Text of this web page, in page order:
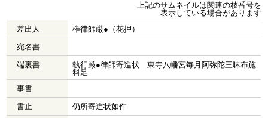
上記のサムネイルは関連の枝番号を
表示している場合があります
差出人
権律師厳●（花押）
宛名書
端裏書
執行厳●律師寄進状 東寺八幡宮毎月阿弥陀三昧布施
料足
事書
書止
仍所寄進状如件